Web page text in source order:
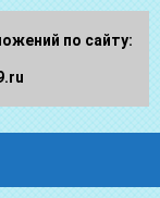
по сайту: